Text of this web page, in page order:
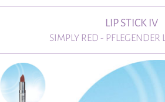
LIP STICK IV
SIMPLY RED - PFLEGENDER